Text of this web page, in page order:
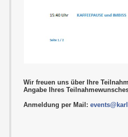
Wir freuen uns über Ihre
Angabe Ihres
Anmeldung per Mail: